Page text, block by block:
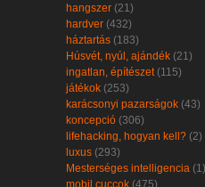
hangszer (21)
hardver (432)
háztartás (183)
Húsvét, nyúl, ajándék (21)
ingatlan, építészet (115)
játékok (253)
karácsonyi pazarságok (43)
koncepció (306)
lifehacking, hogyan kell? (2)
luxus (293)
Mesterséges intelligencia (1)
mobil cuccok (475)